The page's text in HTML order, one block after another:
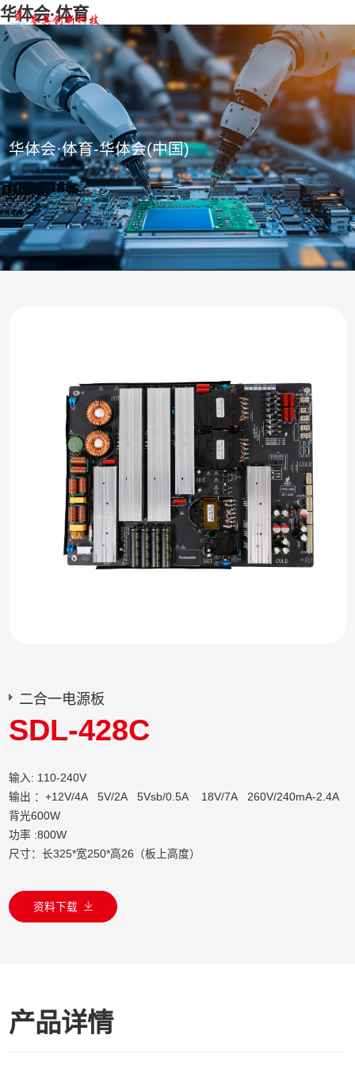
华体会·体育
华体会·体育-华体会(中国)
二合一电源板
SDL-428C
输入: 110-240V
输出 ：+12V/4A 5V/2A 5Vsb/0.5A 18V/7A 260V/240mA-2.4A
背光600W
功率 :800W
尺寸：长325*宽250*高26（板上高度）
资料下载
产品详情